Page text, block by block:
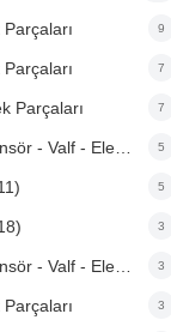
9
7
Parçaları 7
5
5
3
3
3